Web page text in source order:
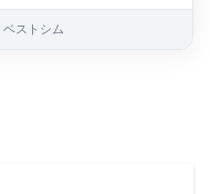
ベストシム